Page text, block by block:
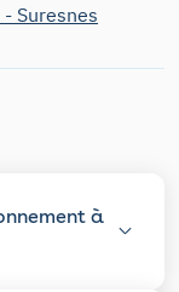
Suresnes
à